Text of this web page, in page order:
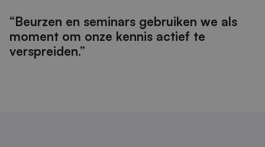
“Beurzen en seminars gebruiken we als
moment om onze kennis actief te
verspreiden.”